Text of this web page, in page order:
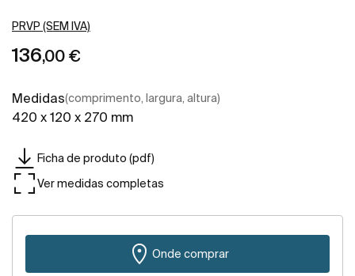
PRVP (SEM IVA)
136,00 €
Medidas(comprimento, largura, altura)
420 x 120 x 270 mm
Ficha de produto (pdf)
Ver medidas completas
Onde comprar